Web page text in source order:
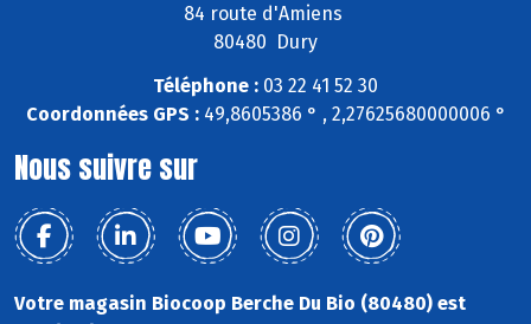
84 route d'Amiens
80480 Dury
Téléphone : 03 22 41 52 30
Coordonnées GPS :49,8605386 ° , 2,27625680000006 °
Nous suivre sur
Votre magasin Biocoop Berche Du Bio (80480) est